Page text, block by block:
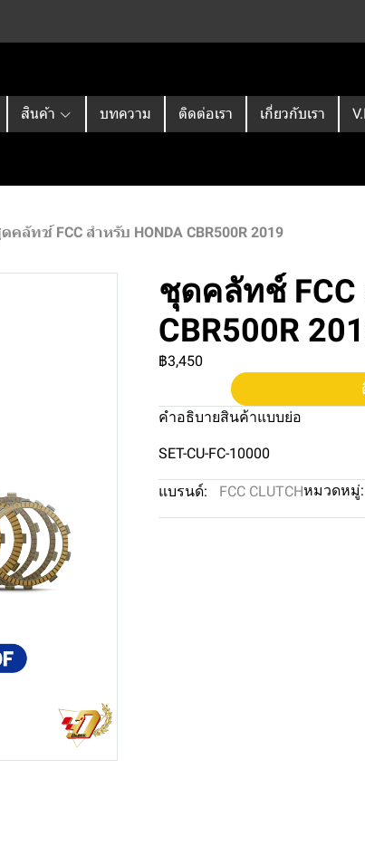
สินค้า บทความ ติดต่อเรา เกี่ยวกับเรา
คลัทช์ FCC สำหรับ HONDA CBR500R 2019
ชุดคลัทช์ FCC
CBR500R
฿3,450
คำอธิบายสินค้าแบบย่อ
SET-CU-FC-10000
แบรนด์: FCC CLUTCHหมวดหมู่: